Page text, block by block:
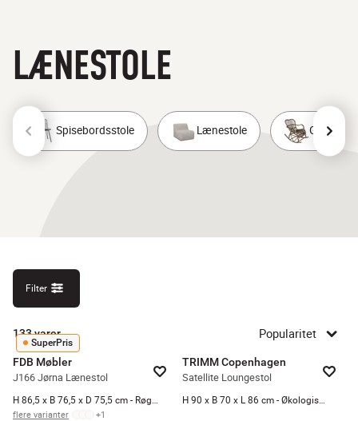
LÆNESTOLE
Spisebordsstole Lænestole
Filter
133varer Popularitet
SuperPris
FDB Møbler
J166 Jørna Lænestol
flere varianter +1
TRIMM Copenhagen
Satellite Loungestol